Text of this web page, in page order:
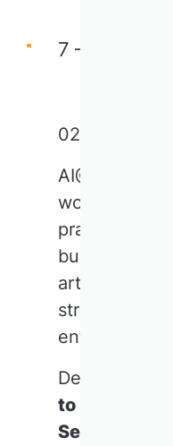
7 – 8
02/06/2026
world-leading
practitioners,
business
artificial
strategy,
entire value
Designed as a
to Davos
Security